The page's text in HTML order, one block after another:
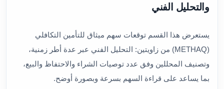
والتحليل الفني
يستعرض هذا القسم توقعات سهم ميثاق للتأمين التكافلي
(METHAQ) من زاويتين: التحليل الفني عبر عدة أطر زمنية،
وتصنيف المحللين وفق عدد توصيات الشراء والاحتفاظ والبيع،
بما يساعد على قراءة السهم بسرعة وبصورة أوضح.